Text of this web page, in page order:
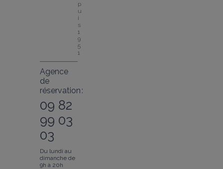
p
u
i
s
1
9
5
1
Agence
de
réservation :
09 82
99 03
03
Du lundi au
dimanche de
9h à 20h